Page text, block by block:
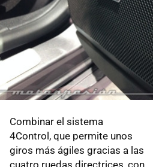
Combinar el sistema
4Control, que permite unos
giros más ágiles gracias a las
cuatro ruedas directrices, con